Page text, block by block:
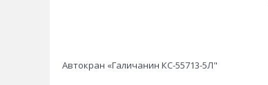
Автокран «Галичанин КС-55713-5Л"